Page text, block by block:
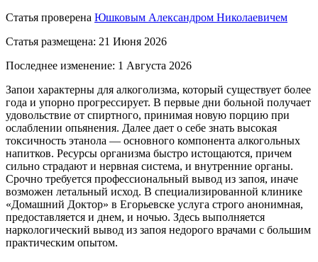
Статья проверена Юшковым Александром Николаевичем
Статья размещена: 21 Июня 2026
Последнее изменение: 1 Августа 2026
Запои характерны для алкоголизма, который существует более
года и упорно прогрессирует. В первые дни больной получает
удовольствие от спиртного, принимая новую порцию при
ослаблении опьянения. Далее дает о себе знать высокая
токсичность этанола — основного компонента алкогольных
напитков. Ресурсы организма быстро истощаются, причем
сильно страдают и нервная система, и внутренние органы.
Срочно требуется профессиональный вывод из запоя, иначе
возможен летальный исход. В специализированной клинике
«Домашний Доктор» в Егорьевске услуга строго анонимная,
предоставляется и днем, и ночью. Здесь выполняется
наркологический вывод из запоя недорого врачами с большим
практическим опытом.